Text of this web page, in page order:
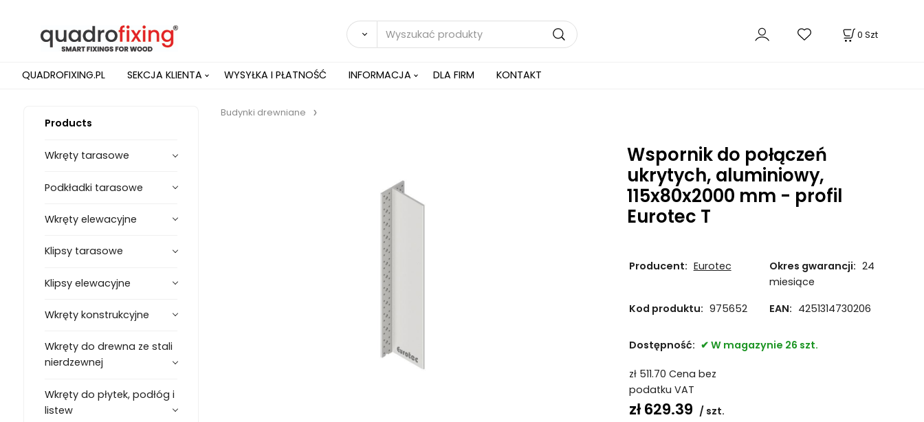
0 Szt
QUADROFIXING.PL SEKCJA KLIENTA WYSYŁKA I PŁATNOŚĆ INFORMACJA DLA FIRM KONTAKT
Products
Wkręty tarasowe
Podkładki tarasowe
Wkręty elewacyjne
Klipsy tarasowe
Klipsy elewacyjne
Wkręty konstrukcyjne
Wkręty do drewna ze stali
nierdzewnej
Wkręty do płytek, podłóg i
listew
Budynki drewniane
Wspornik do połączeń
ukrytych, aluminiowy,
115x80x2000 mm - profil
Eurotec T
Producent: Eurotec Okres gwarancji: 24
miesiące
Kod produktu: 975652 EAN: 4251314730206
Dostępność: W magazynie 26 szt.
zł 511.70 Cena bez
podatku VAT
zł629.39 szt.